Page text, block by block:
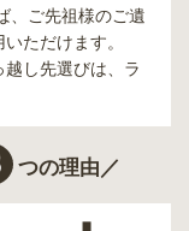
、ご先祖様のご遺
ただけます。
し先選びは、ラ
つの理由／